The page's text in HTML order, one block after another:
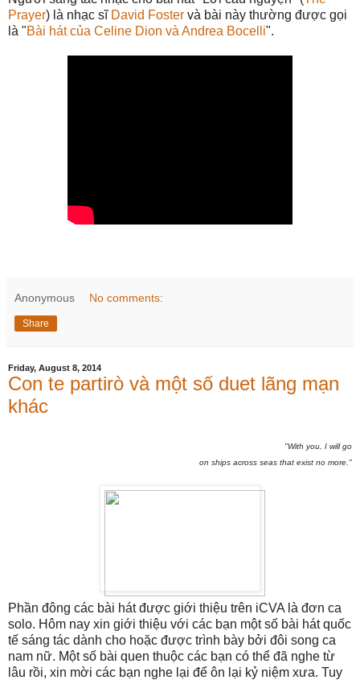
Prayer) là nhạc sĩ David Foster và bài này thường được gọi
là "Bài hát của Celine Dion và Andrea Bocelli".
Anonymous No comments:
Share
Friday, August 8, 2014
Con te partirò và một số duet lãng mạn
khác
"With you, I will go
on ships across seas that exist no more."
Phần đông các bài hát được giới thiệu trên iCVA là đơn ca
solo. Hôm nay xin giới thiệu với các bạn một số bài hát quốc
tế sáng tác dành cho hoặc được trình bày bởi đôi song ca
nam nữ. Một số bài quen thuộc các bạn có thể đã nghe từ
lâu rồi, xin mời các bạn nghe lại để ôn lại kỷ niệm xưa. Tuy